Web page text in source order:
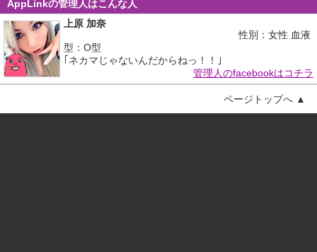
AppLinkの管理人はこんな人
上原 加奈
性別：女性 血液
型：O型
｢ネカマじゃないんだからねっ！！｣
管理人のfacebookはコチラ
ページトップへ ▲